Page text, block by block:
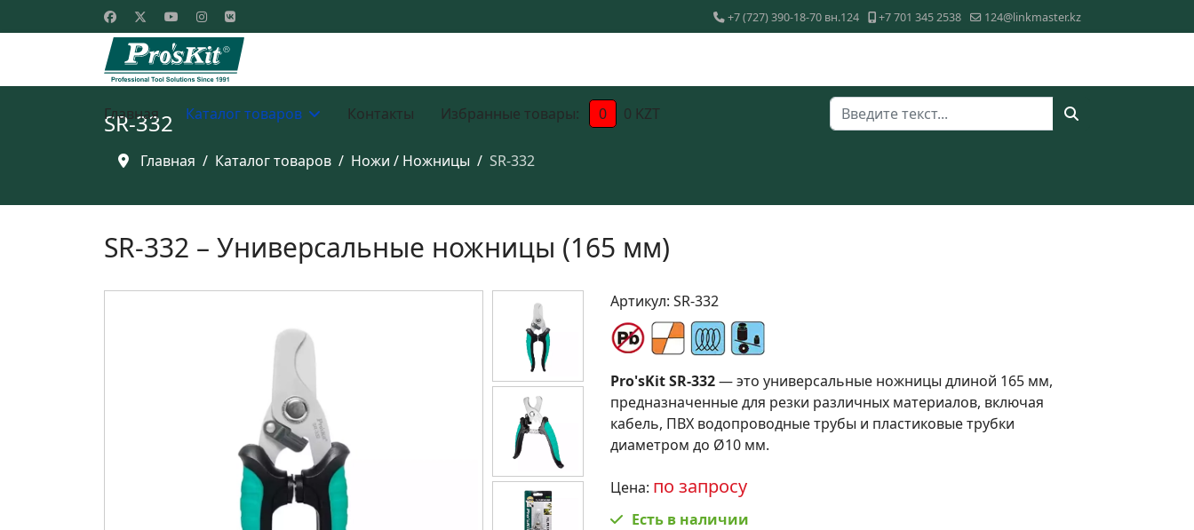
+7 (727) 390-18-70 вн.124 +7 701 345 2538 124@linkmaster.kz
Главная Каталог товаров Контакты Избранные товары: 0 0 KZT Поиск
SR-332
Главная Каталог товаров Ножи / Ножницы SR-332
SR-332 – Универсальные ножницы (165 мм)
Артикул: SR-332
Pro'sKit SR-332— это универсальные ножницы длиной 165 мм,
предназначенные для резки различных материалов, включая
кабель, ПВХ водопроводные трубы и пластиковые трубки
диаметром до Ø10 мм.
Цена: по запросу
Есть в наличии